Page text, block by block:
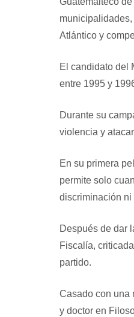
Atlántico y
El candidato del
entre 1995 y
Durante su
violencia y
En su primera
permite solo
discriminación ni
Después de dar
Fiscalía,
partido.
Casado con una
y doctor en